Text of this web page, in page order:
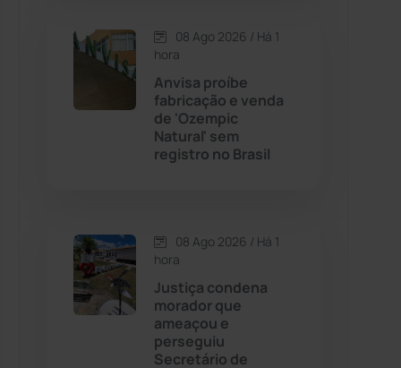
Cordeiros
Dom Basílio
(1235)
Érico Cardoso
Esportes
08 Ago 2026 / Há 1
hora
Anvisa proíbe
fabricação e venda
de 'Ozempic
Natural' sem
registro no Brasil
08 Ago 2026 / Há 1
hora
Justiça condena
morador que
ameaçou e
perseguiu
Secretário de